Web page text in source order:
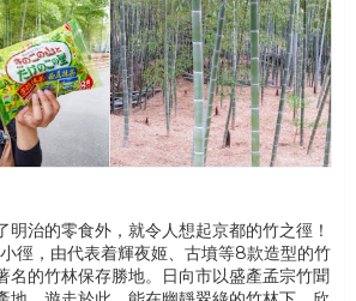
明治的零食外，就令人想起京都的竹之徑！
徑，由代表着輝夜姬、古墳等8款造型的竹
名的竹林保存勝地。日向市以盛產孟宗竹聞